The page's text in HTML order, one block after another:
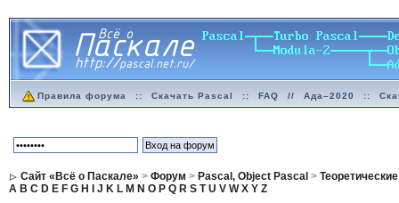
Правила форума :: Скачать Pascal :: FAQ // Ада–2020 ::
Сайт «Всё о Паскале» > Форум > Pascal, Object Pascal >
A B C D E F G H J K L M N O P Q R S T U V W X Y Z